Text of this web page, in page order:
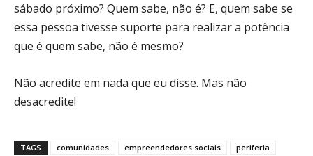
sábado próximo? Quem sabe, não é? E, quem sabe se
essa pessoa tivesse suporte para realizar a potência
que é quem sabe, não é mesmo?
Não acredite em nada que eu disse. Mas não
desacredite!
TAGS comunidades empreendedores sociais periferia